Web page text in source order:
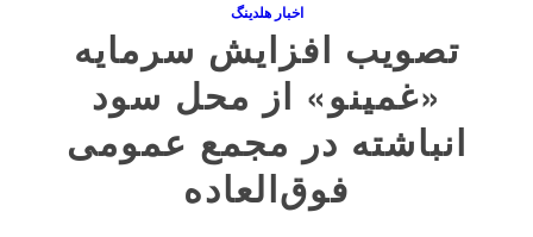
اخبار هلدینگ
تصویب افزایش سرمایه
«غمینو» از محل سود
انباشته در مجمع عمومی
فوق‌العاده